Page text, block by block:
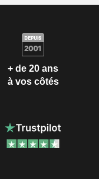
+ de 20 ans
à vos côtés